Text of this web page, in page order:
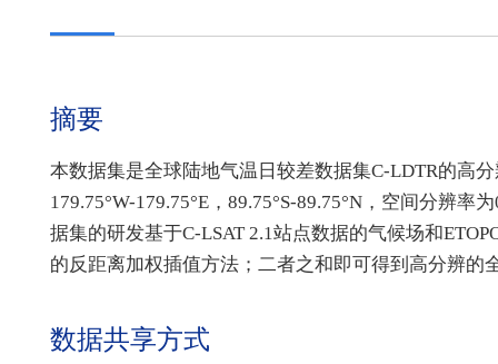
摘要
本数据集是全球陆地气温日较差数据集C-LDTR的高
179.75°W-179.75°E，89.75°S-89.75°N，空间分辨
据集的研发基于C-LSAT 2.1站点数据的气候场和
的反距离加权插值方法；二者之和即可得到高分辨的
数据共享方式